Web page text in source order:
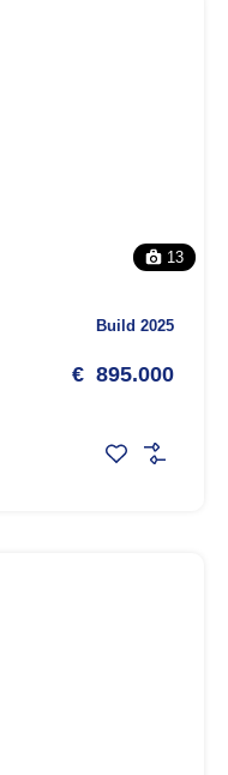
13
Build 2025
€ 895.000